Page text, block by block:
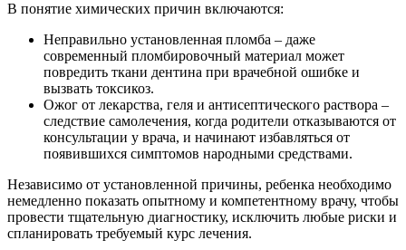
В понятие химических причин включаются:
Неправильно установленная пломба – даже
современный пломбировочный материал может
повредить ткани дентина при врачебной ошибке и
вызвать токсикоз.
Ожог от лекарства, геля и антисептического раствора –
следствие самолечения, когда родители отказываются от
консультации у врача, и начинают избавляться от
появившихся симптомов народными средствами.
Независимо от установленной причины, ребенка необходимо
немедленно показать опытному и компетентному врачу, чтобы
провести тщательную диагностику, исключить любые риски и
спланировать требуемый курс лечения.